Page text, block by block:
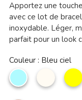
Apportez une
avec ce lot de
inoxydable. Léger,
parfait pour un look
Couleur : Bleu ciel
Bleu
ciel
Beige